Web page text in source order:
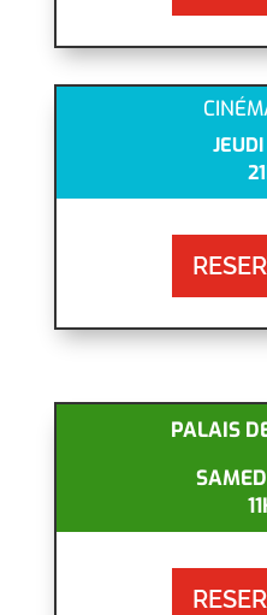
PALAIS